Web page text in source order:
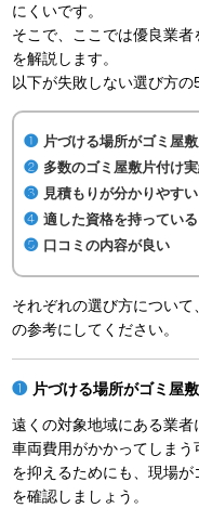
にくいです。
そこで、ここでは優良業
を解説します。
以下が失敗しない選び方の
片づける場所がゴミ屋
多数のゴミ屋敷片付け
見積もりが分かりやすい
適した資格を持っている
口コミの内容が良い
それぞれの選び方につい
の参考にしてください。
片づける場所がゴミ屋
遠くの対象地域にある業
車両費用がかかってしま
を抑えるためにも、現場
を確認しましょう。